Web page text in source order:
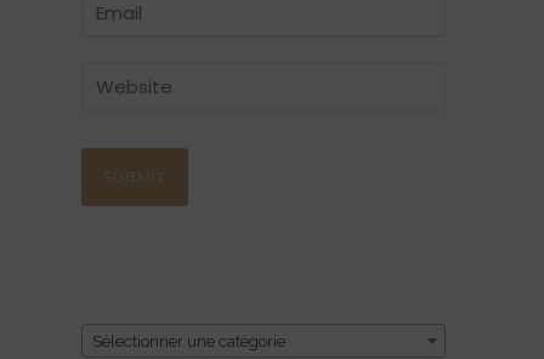
Sélectionner une catégorie